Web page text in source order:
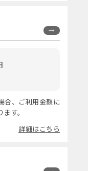
合、ご利用金額に
す。
詳細はこちら